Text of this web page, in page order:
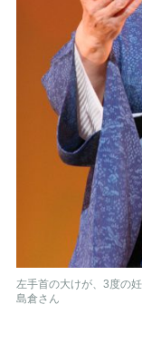
左手首の大けが、3度の
島倉さん